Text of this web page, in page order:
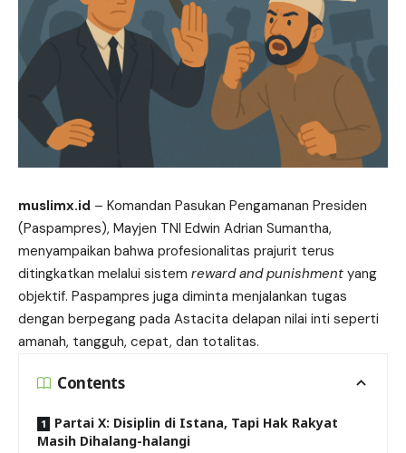
muslimx.id – Komandan Pasukan Pengamanan Presiden
(Paspampres), Mayjen TNI Edwin Adrian Sumantha,
menyampaikan bahwa profesionalitas prajurit terus
ditingkatkan melalui sistem reward and punishment yang
objektif. Paspampres juga diminta menjalankan tugas
dengan berpegang pada Astacita delapan nilai inti seperti
amanah, tangguh, cepat, dan totalitas.
Contents
Partai X: Disiplin di Istana, Tapi Hak Rakyat
Masih Dihalang-halangi